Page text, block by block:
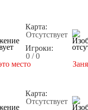
Карта:
Отсутствует
Игроки:
0 / 0
место
Карта:
Отсутствует